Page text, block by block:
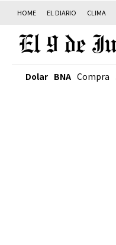
HOME EL DIARIO CLIMA
Dolar BNA Compra